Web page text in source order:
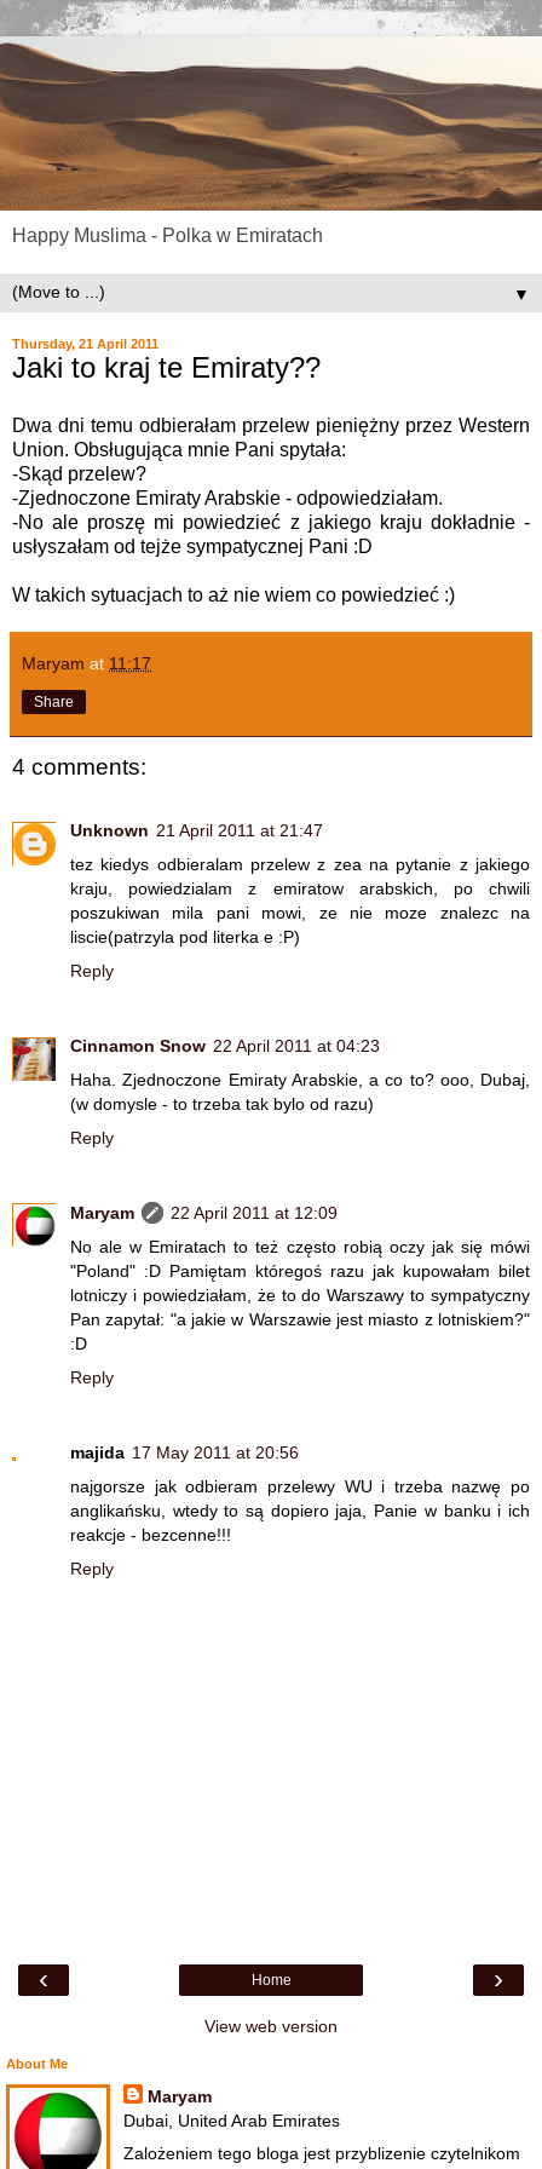
Happy Muslima - Polka w Emiratach
▼
Thursday, 21 April 2011
Jaki to kraj te Emiraty??
Dwa dni temu odbierałam przelew pieniężny przez Western
Union. Obsługująca mnie Pani spytała:
-Skąd przelew?
-Zjednoczone Emiraty Arabskie - odpowiedziałam.
-No ale proszę mi powiedzieć z jakiego kraju dokładnie -
usłyszałam od tejże sympatycznej Pani :D
W takich sytuacjach to aż nie wiem co powiedzieć :)
Maryam at 11:17
Share
4 comments:
Unknown 21 April 2011 at 21:47
tez kiedys odbieralam przelew z zea na pytanie z jakiego
kraju, powiedzialam z emiratow arabskich, po chwili
poszukiwan mila pani mowi, ze nie moze znalezc na
liscie(patrzyla pod literka e :P)
Reply
Cinnamon Snow 22 April 2011 at 04:23
Haha. Zjednoczone Emiraty Arabskie, a co to? ooo, Dubaj,
(w domysle - to trzeba tak bylo od razu)
Reply
Maryam
22 April 2011 at 12:09
No ale w Emiratach to też często robią oczy jak się mówi
"Poland" :D Pamiętam któregoś razu jak kupowałam bilet
lotniczy i powiedziałam, że to do Warszawy to sympatyczny
Pan zapytał: "a jakie w Warszawie jest miasto z lotniskiem?"
:D
Reply
majida 17 May 2011 at 20:56
najgorsze jak odbieram przelewy WU i trzeba nazwę po
anglikańsku, wtedy to są dopiero jaja, Panie w banku i ich
reakcje - bezcenne!!!
Reply
‹ ›
Home
View web version
About Me
Maryam
Dubai, United Arab Emirates
Zalożeniem tego bloga jest przyblizenie czytelnikom